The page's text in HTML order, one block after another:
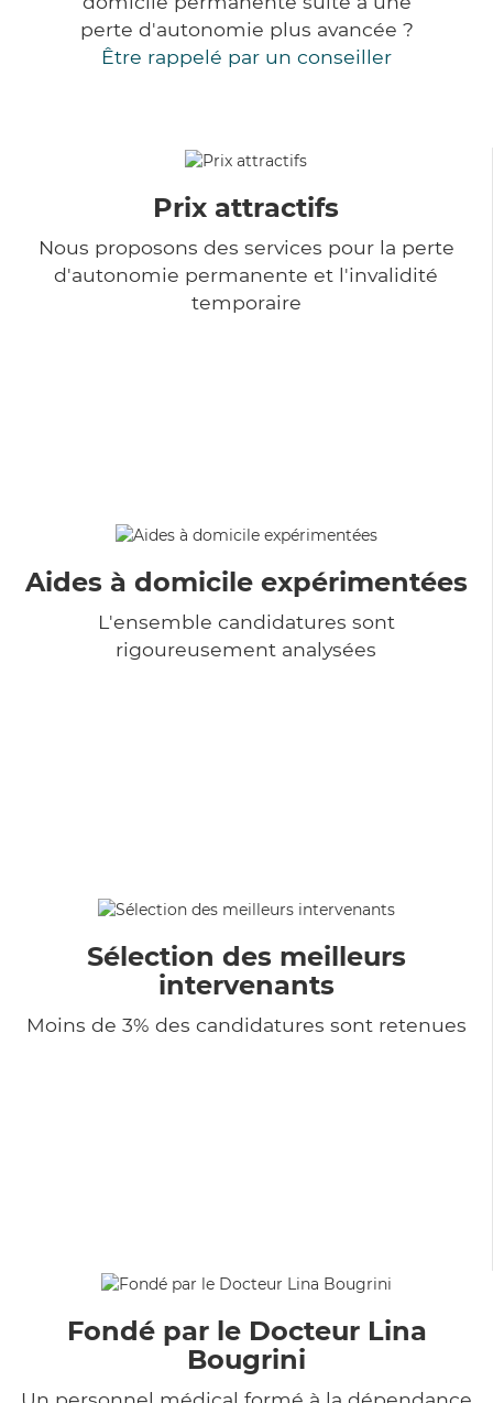
perte d'autonomie plus avancée ?
Être rappelé par un conseiller
Prix attractifs
Nous proposons des services pour la perte
d'autonomie permanente et l'invalidité
temporaire
Aides à domicile expérimentées
L'ensemble candidatures sont
rigoureusement analysées
Sélection des meilleurs
intervenants
Moins de 3% des candidatures sont retenues
Fondé par le Docteur Lina
Bougrini